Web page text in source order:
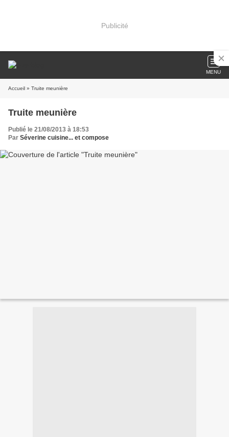
Publicité
MENU
Accueil » Truite meunière
Truite meunière
Publié le 21/08/2013 à 18:53
Par Séverine cuisine... et compose